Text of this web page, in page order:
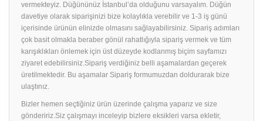
vermekteyiz. Düğününüz İstanbul’da olduğunu varsayalım. Düğün
davetiye olarak siparişinizi bize kolaylıkla verebilir ve 1-3 iş günü
içerisinde ürünün elinizde olmasını sağlayabilirsiniz. Sipariş adımları
çok basit olmakla beraber gönül rahatlığıyla sipariş vermek ve tüm
karışıklıkları önlemek için üst düzeyde kodlanmış biçim sayfamızı
ziyaret edebilirsiniz.Sipariş verdiğiniz belli aşamalardan geçerek
üretilmektedir. Bu aşamalar Sipariş formumuzdan doldurarak bize
ulaştınız.
Bizler hemen seçtiğiniz ürün üzerinde çalışma yaparız ve size
göndeririz.Siz çalışmayı inceleyip bizlere eksikleri varsa ekletir,